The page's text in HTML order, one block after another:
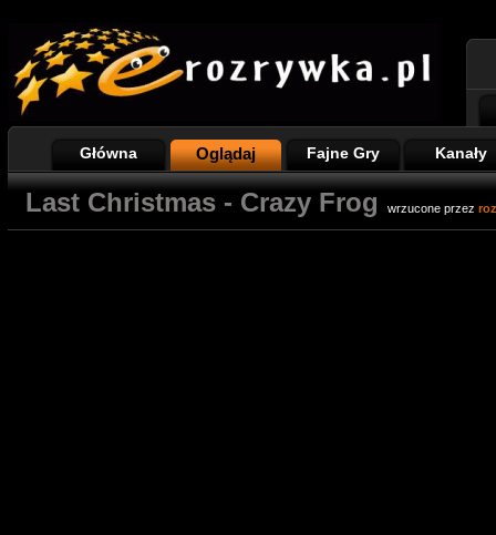
Główna Oglądaj Fajne Gry Kanały
Last Christmas - Crazy Frog wrzucone przez